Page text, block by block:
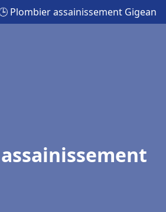
Plombier assainissement Gigean